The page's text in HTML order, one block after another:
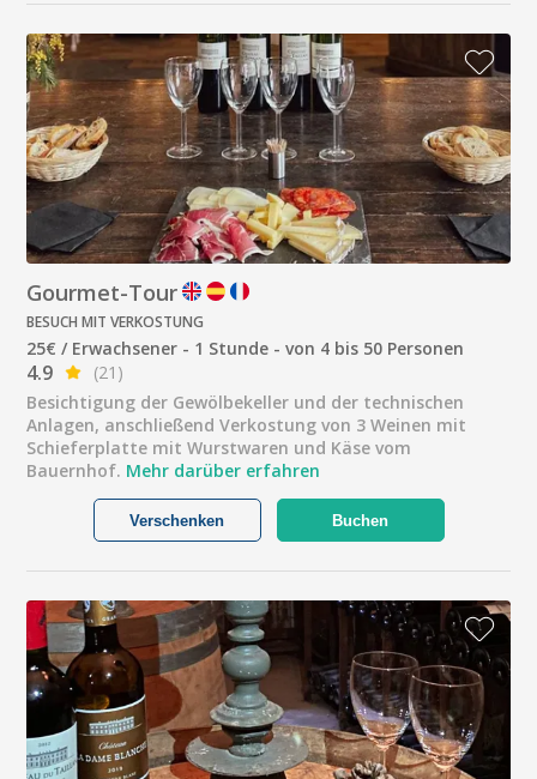
Gourmet-Tour
BESUCH MIT VERKOSTUNG
25€ / Erwachsener - 1 Stunde - von 4 bis 50 Personen
4.9
(21)
Besichtigung der Gewölbekeller und der technischen
Anlagen, anschließend Verkostung von 3 Weinen mit
Schieferplatte mit Wurstwaren und Käse vom
Bauernhof. Mehr darüber erfahren
Buchen
Verschenken